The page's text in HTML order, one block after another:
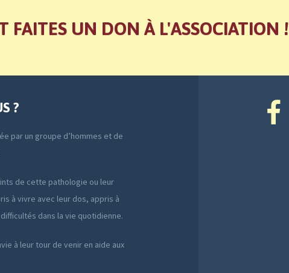
FAITES UN DON À L'ASSOCIATION !
?
par un groupe d’hommes et de
de cette pathologie ou leur
à vivre avec leur dos, appris à
dans la vie quotidienne.
à leur tour de venir en aide aux